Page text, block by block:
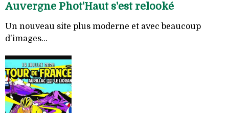
Auvergne Phot'Haut s'est relooké
Un nouveau site plus moderne et avec beaucoup
d'images...